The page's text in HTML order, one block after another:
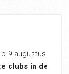
9 augustus
clubs in de